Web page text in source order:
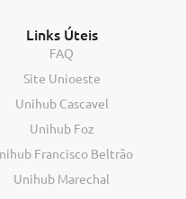
Links Úteis
FAQ
Site Unioeste
Unihub Cascavel
Unihub Foz
Francisco Beltrão
Unihub Marechal